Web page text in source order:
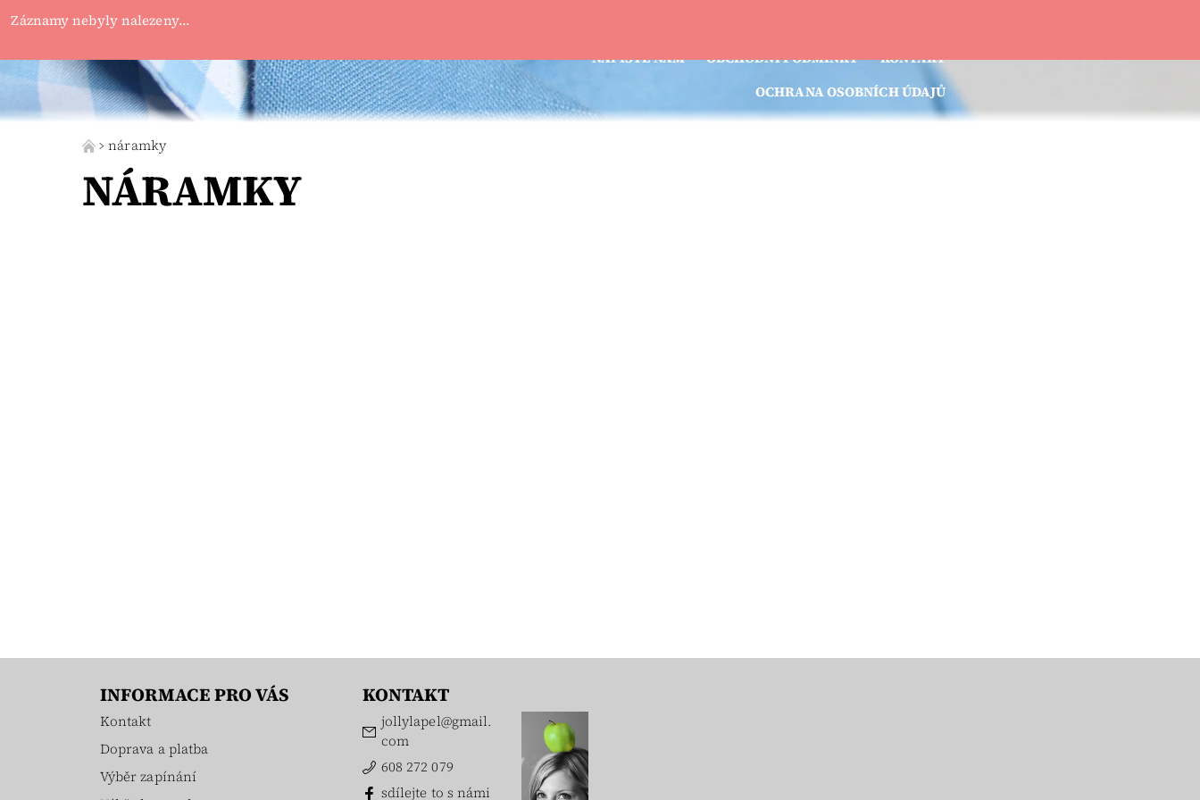
Jollylapel
NAPIŠTE NÁM
OBCHODNÍ PODMÍNKY
KONTAKT
OCHRANA OSOBNÍCH ÚDAJŮ
náramky
NÁRAMKY
Záznamy nebyly nalezeny...
INFORMACE PRO VÁS
Kontakt
Doprava a platba
Výběr zapínání
KONTAKT
jollylapel@gmail.
com
608 272 079
sdílejte to s námi